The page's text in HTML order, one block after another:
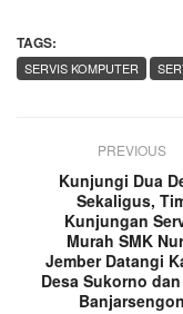
TAGS:
SERVIS KOMPUTER
PREVIOUS
Kunjungi Dua
Sekaligus,
Kunjungan
Murah SMK
Jember Datangi
Desa Sukorno
Banjarsengon